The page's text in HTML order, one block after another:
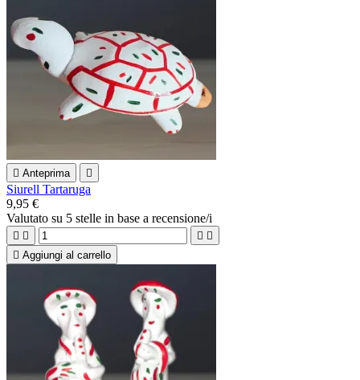
 Anteprima 
Siurell Tartaruga
9,95 €
Valutato su 5 stelle in base a recensione/i
   
 Aggiungi al carrello